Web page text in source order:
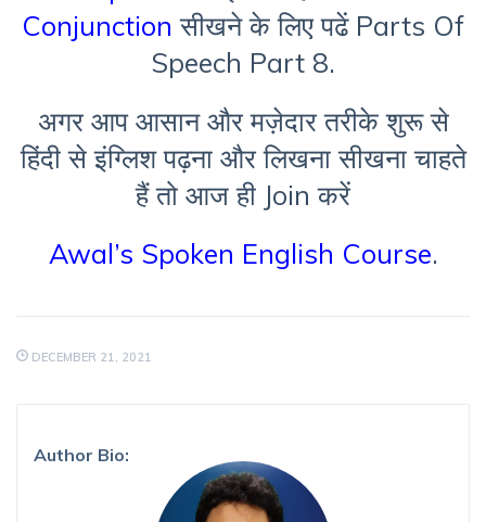
Conjunction सीखने के लिए पढें Parts Of
Speech Part 8.
अगर आप आसान और मज़ेदार तरीकेशुरूसे
हिंदी से इंग्लिश पढ़ना और लिखना सीखना चाहते
हैं तो आज ही Joinकरें
Awal’s Spoken English Course.
DECEMBER 21, 2021
Author Bio: